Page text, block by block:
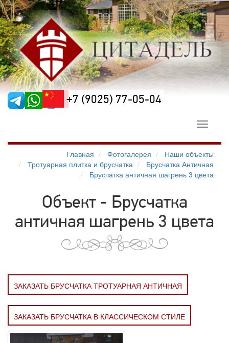
+7 (9025) 77-05-04
Toggle
Главная
Фотогалерея
Наши объекты
Тротуарная плитка и брусчатка
Брусчатка Античная
Брусчатка античная шагрень 3 цвета
Объект - Брусчатка
античная шагрень 3 цвета
ЗАКАЗАТЬ БРУСЧАТКА ТРОТУАРНАЯ АНТИЧНАЯ
ЗАКАЗАТЬ БРУСЧАТКА В КЛАССИЧЕСКОМ СТИЛЕ